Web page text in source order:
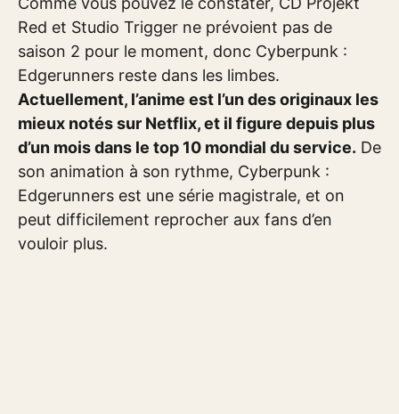
Red et Studio Trigger ne prévoient pas de
saison 2 pour le moment, donc Cyberpunk :
Edgerunners reste dans les limbes.
Actuellement, l’anime est l’un des originaux les
mieux notés sur Netflix, et il figure depuis plus
d’un mois dans le top 10 mondial du service. De
son animation à son rythme, Cyberpunk :
Edgerunners est une série magistrale, et on
peut difficilement reprocher aux fans d’en
vouloir plus.